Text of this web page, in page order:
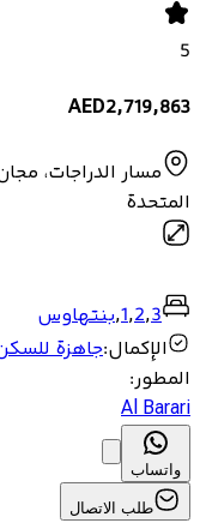
5
AED2,719,863
المتحدة
1,2,3
,بنتهاوس
الإكمال:جاهزة
المطور:
Al Barari
واتساب
طلب الاتصال